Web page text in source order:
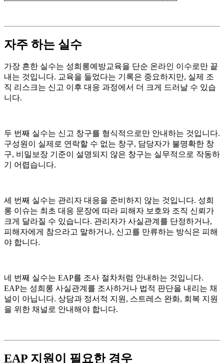
자주 하는 실수
가장 흔한 실수는 성희롱예방교육을 단순 온라인 이수로만 끝
내는 것입니다. 교육을 들었다는 기록은 중요하지만, 실제 조
직 리스크는 신고 이후 대응 과정에서 더 크게 드러날 수 있습
니다.
두 번째 실수는 신고 창구를 형식적으로만 안내하는 것입니다.
구성원이 실제로 연락할 수 없는 창구, 담당자가 불명확한 창
구, 비밀보장 기준이 설명되지 않은 창구는 실무적으로 작동하
기 어렵습니다.
세 번째 실수는 관리자 대응을 준비하지 않는 것입니다. 성희
롱 이슈는 최초 대응 문장에 따라 피해자 보호와 조직 신뢰가
크게 달라질 수 있습니다. 관리자가 사실관계를 단정하거나,
피해자에게 참으라고 말하거나, 신고를 만류하는 방식은 피해
야 합니다.
네 번째 실수는 EAP를 조사 절차처럼 안내하는 것입니다.
EAP는 성희롱 사실관계를 조사하거나 법적 판단을 내리는 채
널이 아닙니다. 상담과 정서적 지원, 스트레스 완화, 회복 지원
을 위한 채널로 안내해야 합니다.
EAP 지원이 필요한 경우